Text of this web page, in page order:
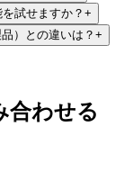
試せますか？ +
）との違いは？ +
合わせる